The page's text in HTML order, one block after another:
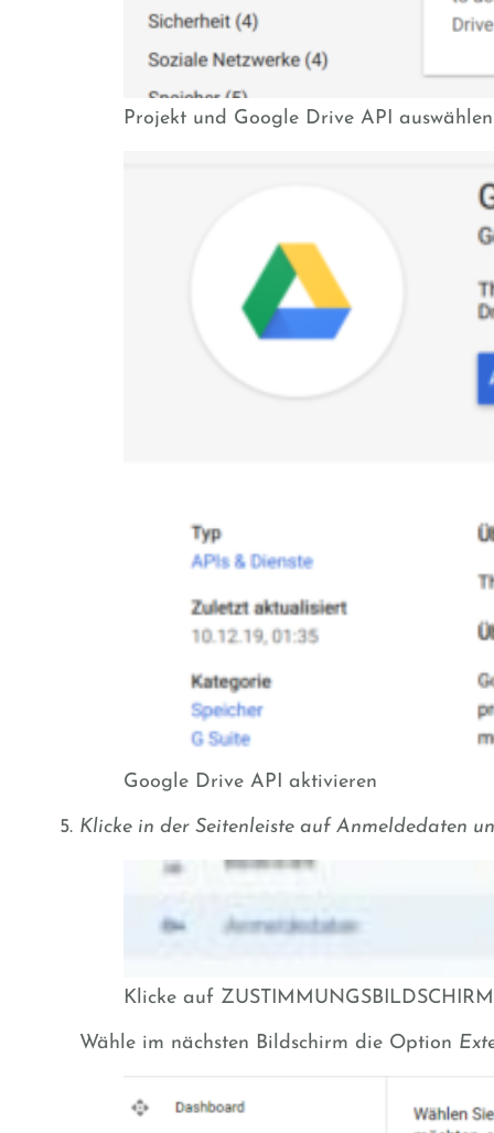
Projekt und Google Drive API auswählen
Google Drive API aktivieren
Klicke in der Seitenleiste auf Anmeldedaten
Klicke auf
Wähle im nächsten Bildschirm die Option